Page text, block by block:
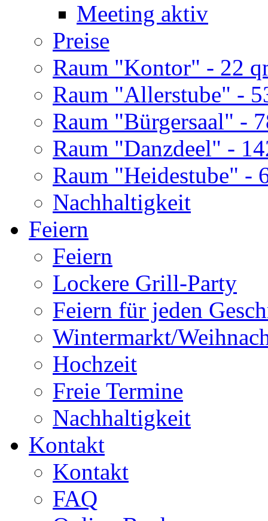
Meeting aktiv
Preise
Raum "Kontor" - 22
Raum "Allerstube" -
Raum "Bürgersaal" -
Raum "Danzdeel" -
Raum "Heidestube" -
Nachhaltigkeit
Feiern
Feiern
Lockere Grill-Party
Feiern für jeden
Wintermarkt/
Hochzeit
Freie Termine
Nachhaltigkeit
Kontakt
Kontakt
FAQ